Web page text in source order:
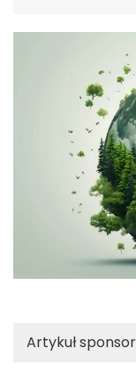
Artykuł